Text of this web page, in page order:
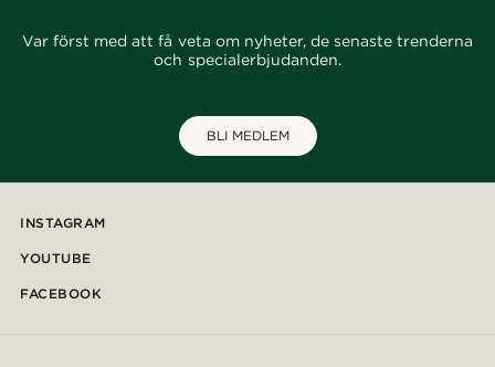
Var först med att få veta om nyheter, de senaste trenderna
och specialerbjudanden.
BLI MEDLEM
INSTAGRAM
YOUTUBE
FACEBOOK